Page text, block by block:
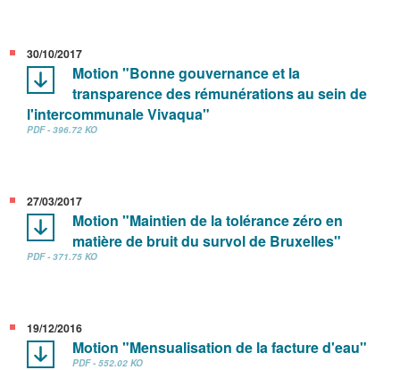
30/10/2017
Motion "Bonne gouvernance et la
transparence des rémunérations au sein de
l'intercommunale Vivaqua"
PDF - 396.72 KO
27/03/2017
Motion "Maintien de la tolérance zéro en
matière de bruit du survol de Bruxelles"
PDF - 371.75 KO
19/12/2016
Motion "Mensualisation de la facture d'eau"
PDF - 552.02 KO